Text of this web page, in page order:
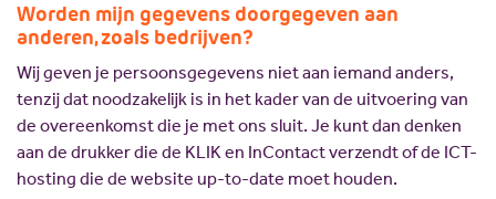
Worden mijn gegevens doorgegeven aan
anderen, zoals bedrijven?
Wij geven je persoonsgegevens niet aan iemand anders,
tenzij dat noodzakelijk is in het kader van de uitvoering van
de overeenkomst die je met ons sluit. Je kunt dan denken
aan de drukker die de KLIK en InContact verzendt of de ICT-
hosting die de website up-to-date moet houden.